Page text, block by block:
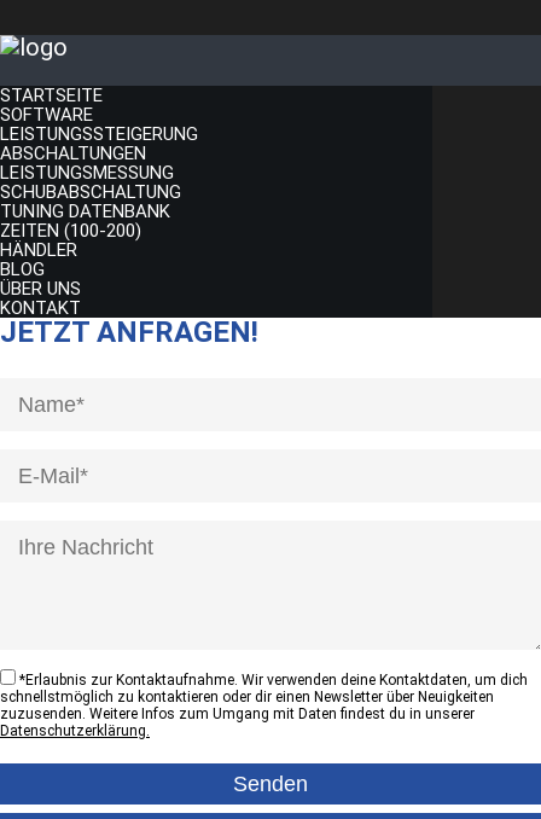
STARTSEITE
SOFTWARE
LEISTUNGSSTEIGERUNG
ABSCHALTUNGEN
LEISTUNGSMESSUNG
SCHUBABSCHALTUNG
TUNING DATENBANK
ZEITEN (100-200)
HÄNDLER
BLOG
ÜBER UNS
KONTAKT
JETZT ANFRAGEN!
*Erlaubnis zur Kontaktaufnahme. Wir verwenden deine Kontaktdaten, um dich
schnellstmöglich zu kontaktieren oder dir einen Newsletter über Neuigkeiten
zuzusenden. Weitere Infos zum Umgang mit Daten findest du in unserer
Datenschutzerklärung.